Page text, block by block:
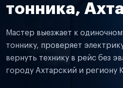
тонника,
Мастер выезжает к
тоннику, проверяет
вернуть технику в рейс без
городу Ахтарский и региону